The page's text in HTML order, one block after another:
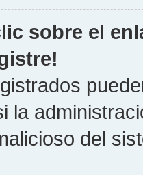
sobre el
la
del